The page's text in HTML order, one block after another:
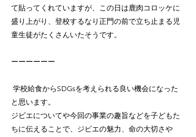
て貼ってくれていますが、この日は鹿肉コロッケに
盛り上がり、登校するなり正門の前で立ち止まる児
ーーーーーー
ジビエについてや今回の事業の趣旨などを子どもた
ちに伝えることで、ジビエの魅力、命の大切さや